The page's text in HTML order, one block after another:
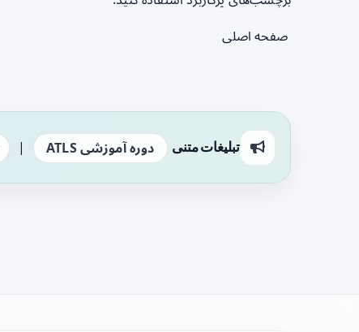
صفحه اصلی
تبلیغات متنی دوره آموزشی ATLS |